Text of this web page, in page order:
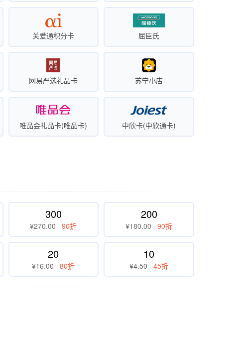
关爱通积分卡 屈臣氏
网易严选礼品卡 苏宁小店
唯品会礼品卡(唯品卡) 中欣卡(中欣通卡)
300
¥270.00 · 90折
200
¥180.00 · 90折
20
¥16.00 · 80折
10
¥4.50 · 45折